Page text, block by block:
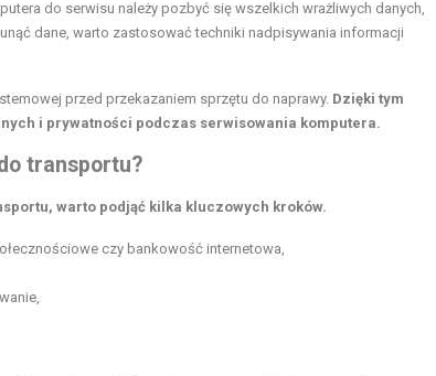
do serwisu należy pozbyć się wszelkich wrażliwych danych,
dane, warto zastosować techniki nadpisywania informacji
przed przekazaniem sprzętu do naprawy. Dzięki tym
i prywatności podczas serwisowania komputera.
transportu?
warto podjąć kilka kluczowych kroków.
czy bankowość internetowa,